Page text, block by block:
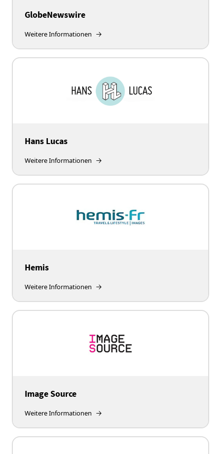
GlobeNewswire
Weitere Informationen
Hans Lucas
Weitere Informationen
Hemis
Weitere Informationen
Image Source
Weitere Informationen